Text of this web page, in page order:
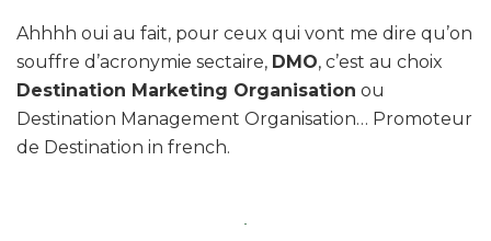
Ahhhh oui au fait, pour ceux qui vont me dire qu’on
souffre d’acronymie sectaire, DMO, c’est au choix
Destination Marketing Organisation ou
Destination Management Organisation… Promoteur
de Destination in french.